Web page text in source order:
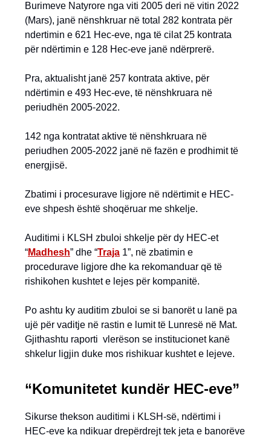
Burimeve Natyrore nga viti 2005 deri në vitin 2022
(Mars), janë nënshkruar në total 282 kontrata për
ndertimin e 621 Hec-eve, nga të cilat 25 kontrata
për ndërtimin e 128 Hec-eve janë ndërprerë.
Pra, aktualisht janë 257 kontrata aktive, për
ndërtimin e 493 Hec-eve, të nënshkruara në
periudhën 2005-2022.
142 nga kontratat aktive të nënshkruara në
periudhen 2005-2022 janë në fazën e prodhimit të
energjisë.
Zbatimi i procesurave ligjore në ndërtimit e HEC-
eve shpesh është shoqëruar me shkelje.
Auditimi i KLSH zbuloi shkelje për dy HEC-et
“Madhesh” dhe “Traja 1”, në zbatimin e
procedurave ligjore dhe ka rekomanduar që të
rishikohen kushtet e lejes për kompanitë.
Po ashtu ky auditim zbuloi se si banorët u lanë pa
ujë për vaditje në rastin e lumit të Lunresë në Mat.
Gjithashtu raporti vlerëson se institucionet kanë
shkelur ligjin duke mos rishikuar kushtet e lejeve.
“Komunitetet kundër HEC-eve”
Sikurse thekson auditimi i KLSH-së, ndërtimi i
HEC-eve ka ndikuar drepërdrejt tek jeta e banorëve